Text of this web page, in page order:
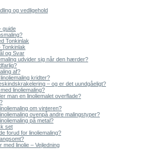
og vedligehold
guide
Tonkinlak
Tonkinlak
og Svar
udvider sig når den hærder?
af?
kridter?
– og er det uundgåeligt?
linoliemaling?
man en linoliemalet overflade?
om vinteren?
ovenpå andre malingstyper?
på metal?
set
forud for linoliemaling?
med linolie – Vejledning